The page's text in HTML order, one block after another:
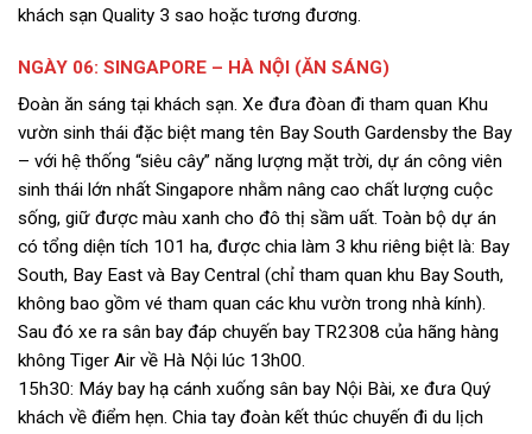
khách sạn Quality 3 sao hoặc tương đương.
NGÀY 06: SINGAPORE – HÀ NỘI (ĂN SÁNG)
Đoàn ăn sáng tại khách sạn. Xe đưa đòan đi tham quan Khu
vườn sinh thái đặc biệt mang tên Bay South Gardensby the Bay
– với hệ thống “siêu cây” năng lượng mặt trời, dự án công viên
sinh thái lớn nhất Singapore nhằm nâng cao chất lượng cuộc
sống, giữ được màu xanh cho đô thị sầm uất. Toàn bộ dự án
có tổng diện tích 101 ha, được chia làm 3 khu riêng biệt là: Bay
South, Bay East và Bay Central (chỉ tham quan khu Bay South,
không bao gồm vé tham quan các khu vườn trong nhà kính).
Sau đó xe ra sân bay đáp chuyến bay TR2308 của hãng hàng
không Tiger Air về Hà Nội lúc 13h00.
15h30: Máy bay hạ cánh xuống sân bay Nội Bài, xe đưa Quý
khách về điểm hẹn. Chia tay đoàn kết thúc chuyến đi du lịch